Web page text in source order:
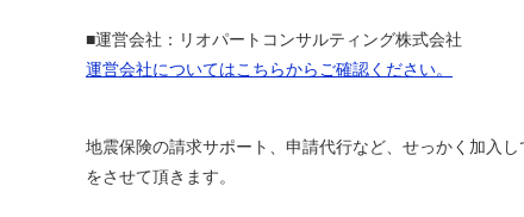
■運営会社：リオパートコンサルティング株式会社
運営会社についてはこちらからご確認ください。
地震保険の請求サポート、申請代行など、せっかく加入
をさせて頂きます。